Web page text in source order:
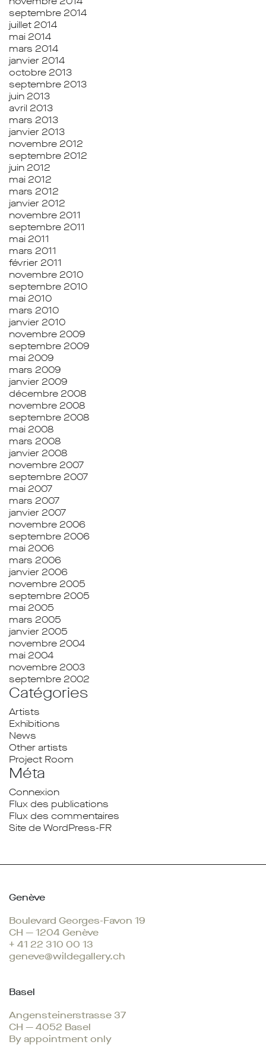
septembre 2014
juillet 2014
mai 2014
mars 2014
janvier 2014
octobre 2013
septembre 2013
juin 2013
avril 2013
mars 2013
janvier 2013
novembre 2012
septembre 2012
juin 2012
mai 2012
mars 2012
janvier 2012
novembre 2011
septembre 2011
mai 2011
mars 2011
février 2011
novembre 2010
septembre 2010
mai 2010
mars 2010
janvier 2010
novembre 2009
septembre 2009
mai 2009
mars 2009
janvier 2009
décembre 2008
novembre 2008
septembre 2008
mai 2008
mars 2008
janvier 2008
novembre 2007
septembre 2007
mai 2007
mars 2007
janvier 2007
novembre 2006
septembre 2006
mai 2006
mars 2006
janvier 2006
novembre 2005
septembre 2005
mai 2005
mars 2005
janvier 2005
novembre 2004
mai 2004
novembre 2003
septembre 2002
Catégories
Artists
Exhibitions
News
Other artists
Project Room
Méta
Connexion
Flux des publications
Flux des commentaires
Site de WordPress-FR
Genève
Boulevard Georges-Favon 19
CH — 1204 Genève
+ 41 22 310 00 13
geneve@wildegallery.ch
Basel
Angensteinerstrasse 37
CH — 4052 Basel
By appointment only